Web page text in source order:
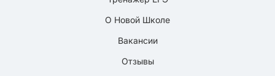
О Новой Школе
Вакансии
Отзывы